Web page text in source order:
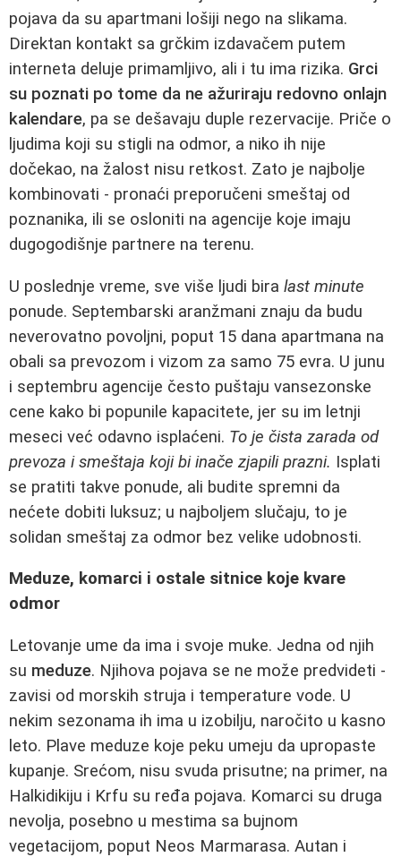
pojava da su apartmani lošiji nego na slikama.
Direktan kontakt sa grčkim izdavačem putem
interneta deluje primamljivo, ali i tu ima rizika. Grci
su poznati po tome da ne ažuriraju redovno onlajn
kalendare, pa se dešavaju duple rezervacije. Priče o
ljudima koji su stigli na odmor, a niko ih nije
dočekao, na žalost nisu retkost. Zato je najbolje
kombinovati - pronaći preporučeni smeštaj od
poznanika, ili se osloniti na agencije koje imaju
dugogodišnje partnere na terenu.
U poslednje vreme, sve više ljudi bira last minute
ponude. Septembarski aranžmani znaju da budu
neverovatno povoljni, poput 15 dana apartmana na
obali sa prevozom i vizom za samo 75 evra. U junu
i septembru agencije često puštaju vansezonske
cene kako bi popunile kapacitete, jer su im letnji
meseci već odavno isplaćeni. To je čista zarada od
prevoza i smeštaja koji bi inače zjapili prazni. Isplati
se pratiti takve ponude, ali budite spremni da
nećete dobiti luksuz; u najboljem slučaju, to je
solidan smeštaj za odmor bez velike udobnosti.
Meduze, komarci i ostale sitnice koje kvare
odmor
Letovanje ume da ima i svoje muke. Jedna od njih
su meduze. Njihova pojava se ne može predvideti -
zavisi od morskih struja i temperature vode. U
nekim sezonama ih ima u izobilju, naročito u kasno
leto. Plave meduze koje peku umeju da upropaste
kupanje. Srećom, nisu svuda prisutne; na primer, na
Halkidikiju i Krfu su ređa pojava. Komarci su druga
nevolja, posebno u mestima sa bujnom
vegetacijom, poput Neos Marmarasa. Autan i